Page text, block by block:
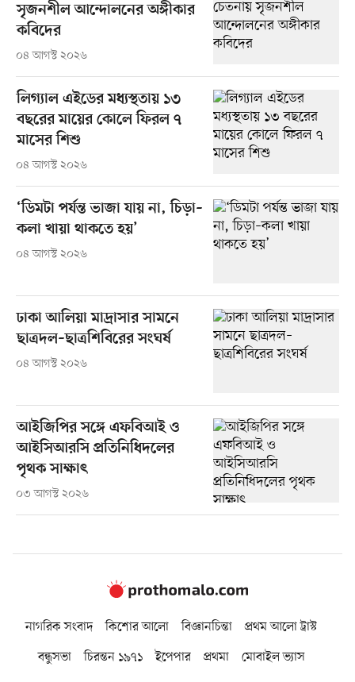
সৃজনশীল আন্দোলনের অঙ্গীকার
কবিদের
০৪ আগস্ট ২০২৬
লিগ্যাল এইডের মধ্যস্থতায় ১৩
বছরের মায়ের কোলে ফিরল ৭
মাসের শিশু
০৪ আগস্ট ২০২৬
‘ডিমটা পর্যন্ত ভাজা যায় না, চিড়া–
কলা খায়া থাকতে হয়’
০৪ আগস্ট ২০২৬
ঢাকা আলিয়া মাদ্রাসার সামনে
ছাত্রদল–ছাত্রশিবিরের সংঘর্ষ
০৪ আগস্ট ২০২৬
আইজিপির সঙ্গে এফবিআই ও
আইসিআরসি প্রতিনিধিদলের
পৃথক সাক্ষাৎ
০৩ আগস্ট ২০২৬
নাগরিক সংবাদ কিশোর আলো বিজ্ঞানচিন্তা
প্রথম আলো ট্রাস্ট
বন্ধুসভা
চিরন্তন ১৯৭১ ইপেপার প্রথমা মোবাইল ভ্যাস